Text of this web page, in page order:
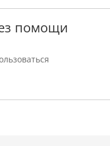
помощи